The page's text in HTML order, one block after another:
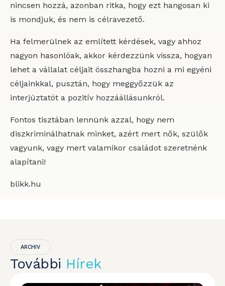
nincsen hozzá, azonban ritka, hogy ezt hangosan ki
is mondjuk, és nem is célravezető.
Ha felmerülnek az említett kérdések, vagy ahhoz
nagyon hasonlóak, akkor kérdezzünk vissza, hogyan
lehet a vállalat céljait összhangba hozni a mi egyéni
céljainkkal, pusztán, hogy meggyőzzük az
interjúztatót a pozitív hozzáállásunkról.
Fontos tisztában lennünk azzal, hogy nem
diszkriminálhatnak minket, azért mert nők, szülők
vagyunk, vagy mert valamikor családot szeretnénk
alapítani!
blikk.hu
ARCHIV
További Hírek